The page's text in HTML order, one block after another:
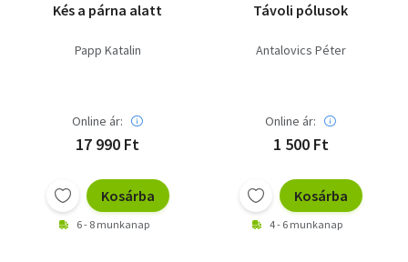
Kés a párna alatt
Papp Katalin
Online ár:
17 990 Ft
Kosárba
6 - 8 munkanap
Távoli pólusok
Antalovics Péter
Online ár:
1 500 Ft
Kosárba
4 - 6 munkanap